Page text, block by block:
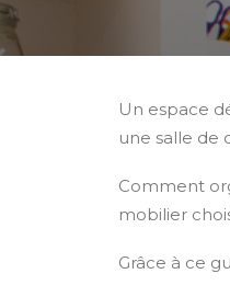
Un espace
une salle de
Comment
mobilier
Grâce à ce